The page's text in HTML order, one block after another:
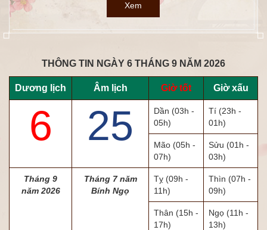
Xem
THÔNG TIN NGÀY 6 THÁNG 9 NĂM 2026
Dương lịch Âm lịch Giờ tốt Giờ xấu
6 25 Dần (03h -
05h)
Tí (23h -
01h)
Mão (05h -
07h)
Sửu (01h -
03h)
Tháng 9
năm 2026
Tháng 7 năm
Bính Ngọ
Tỵ (09h -
11h)
Thìn (07h -
09h)
Thân (15h -
17h)
Ngọ (11h -
13h)